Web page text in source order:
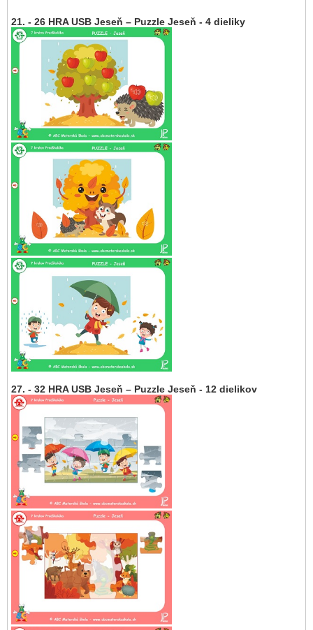
21. - 26 HRA USB Jeseň – Puzzle Jeseň - 4 dieliky
27. - 32 HRA USB Jeseň – Puzzle Jeseň - 12 dielikov